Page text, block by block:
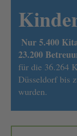
Nur 5.400
23.200
für die 36.264
Düsseldorf bis
wurden.